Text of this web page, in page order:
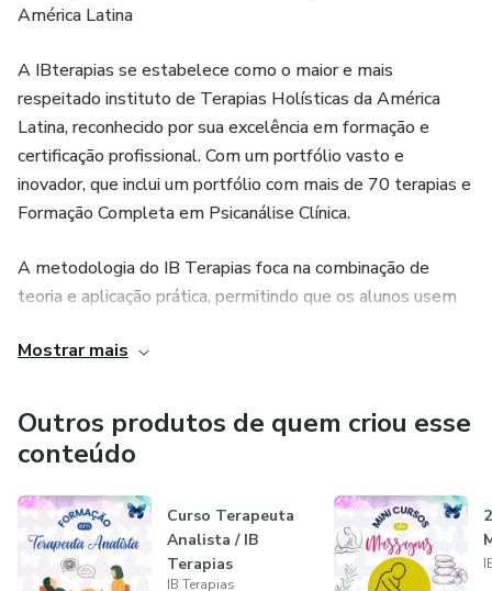
Número de Nascimento, Personalidade e Número Oculto
🔢 Módulo 2 – Analisador Numerológico
Ferramenta de análise prática para interpretação dos perfis
numéricos
Aplicação do conhecimento em atendimentos e relatórios
🌟 Módulo 3 – Mesa Radiônica Numerológica
Introdução e informações gerais sobre a Mesa
Uso do Oráculo Numerológico e Oráculo Astrológico
Exercícios práticos e orientações para aplicação terapêutica
🎓 Certificação IBterapias Inclusa:
América Latina
A IBterapias se estabelece como o maior e mais
respeitado instituto de Terapias Holísticas da América
Latina, reconhecido por sua excelência em formação e
certificação profissional. Com um portfólio vasto e
inovador, que inclui um portfólio com mais de 70 terapias e
Formação Completa em Psicanálise Clínica.
A metodologia do IB Terapias foca na combinação de
teoria e aplicação prática, permitindo que os alunos usem
flexibilidade de estudar no seu próprio ritmo, tornando a
formação acessível a todos. Ao concluir, você recebe uma
certificação profissional válida em todo o território nacional,
ideal para quem busca uma base sólida e abrangente em
Terapias Holísticas.
Mostrar mais
Outros produtos de quem criou esse
conteúdo
Curso Terapeuta
Analista / IB
Terapias
IB Terapias